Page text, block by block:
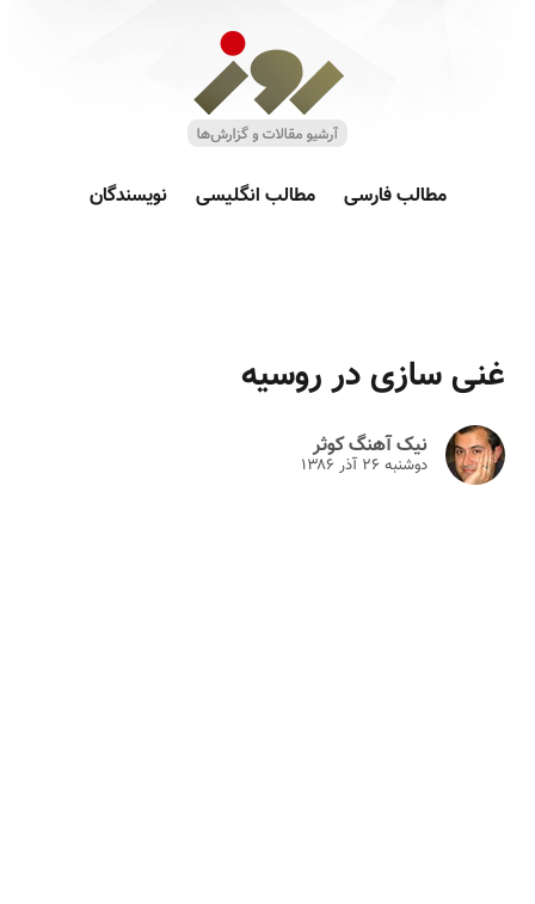
مطالب فارسی مطالب انگلیسی نویسندگان
غنی سازی در روسیه
نیک آهنگ کوثر
دوشنبه ۲۶ آذر ۱۳۸۶